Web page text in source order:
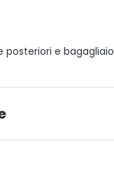
posteriori e bagagliaio